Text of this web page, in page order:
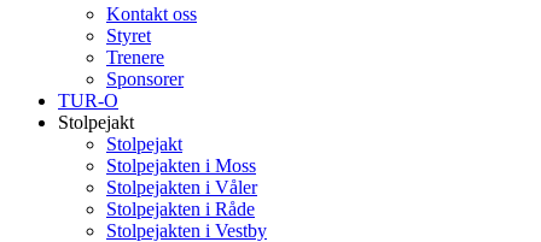
Kontakt oss
Styret
Trenere
Sponsorer
TUR-O
Stolpejakt
Stolpejakt
Stolpejakten i Moss
Stolpejakten i Våler
Stolpejakten i Råde
Stolpejakten i Vestby